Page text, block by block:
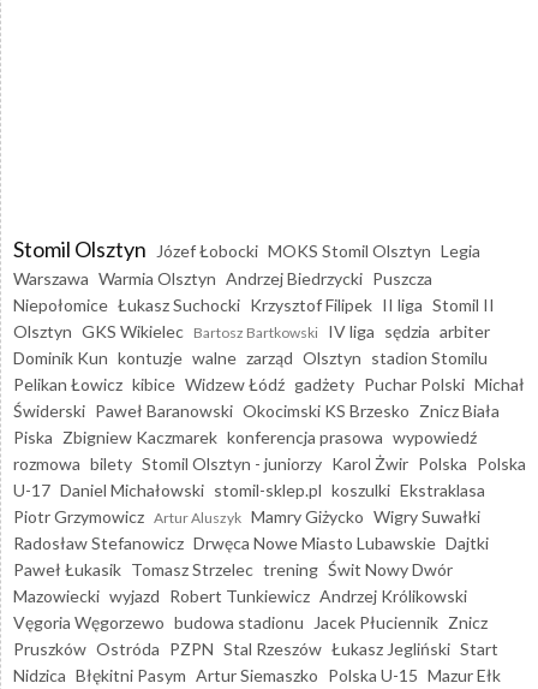
Stomil Olsztyn Józef Łobocki MOKS Stomil Olsztyn Legia
Warszawa Warmia Olsztyn Andrzej Biedrzycki Puszcza
Niepołomice Łukasz Suchocki Krzysztof Filipek II liga Stomil II
Olsztyn GKS Wikielec Bartosz Bartkowski IV liga sędzia arbiter
Dominik Kun kontuzje walne zarząd Olsztyn stadion Stomilu
Pelikan Łowicz kibice Widzew Łódź gadżety Puchar Polski Michał
Świderski Paweł Baranowski Okocimski KS Brzesko Znicz Biała
Piska Zbigniew Kaczmarek konferencja prasowa wypowiedź
rozmowa bilety Stomil Olsztyn - juniorzy Karol Żwir Polska Polska
U-17 Daniel Michałowski stomil-sklep.pl koszulki Ekstraklasa
Piotr Grzymowicz Artur Aluszyk Mamry Giżycko Wigry Suwałki
Radosław Stefanowicz Drwęca Nowe Miasto Lubawskie Dajtki
Paweł Łukasik Tomasz Strzelec trening Świt Nowy Dwór
Mazowiecki wyjazd Robert Tunkiewicz Andrzej Królikowski
Vęgoria Węgorzewo budowa stadionu Jacek Płuciennik Znicz
Pruszków Ostróda PZPN Stal Rzeszów Łukasz Jegliński Start
Nidzica Błękitni Pasym Artur Siemaszko Polska U-15 Mazur Ełk